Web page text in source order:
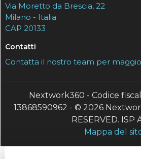
Via Moretto da Brescia, 22
Milano - Italia
CAP 20133
Contatti
Contatta il nostro team per
Nextwork360 - Codice
13868590962 - © 2026
RESERVED. ISP
Mappa del